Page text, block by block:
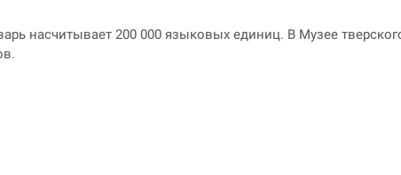
насчитывает 200 000 языковых единиц. В Музее